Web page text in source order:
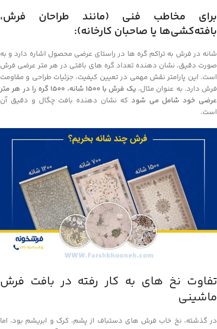
برای مخاطب فنی (مانند طراحان فرش،
بافته‌کشی‌ها یا صاحبان کارخانه):
شانه در فرش به تراکم گره‌ ها در راستای عرضی محصول اشاره دارد و به
صورت دقیق، نشان‌ دهنده تعداد گره‌ های بافتی در هر متر عرضی فرش
است. این پارامتر نقش مهمی در تعیین کیفیت، جزئیات طراحی و مقاومت
فرش دارد. به عنوان مثال،
یک فرش با 1500 شانه، 1500 گره را در هر متر
عرضی خود شامل می‌ شود که نشان‌ دهنده بافت چگال و دقیق آن
است.
تفاوت نخ ‌های به ‌کار رفته در بافت فرش
ماشینی
در گذشته، نخ خاب فرش‌ های دستباف از پشم، کرک و ابریشم بود، اما